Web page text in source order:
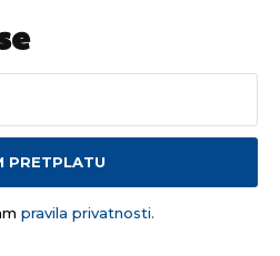
PRETPLATU
pravila privatnosti.